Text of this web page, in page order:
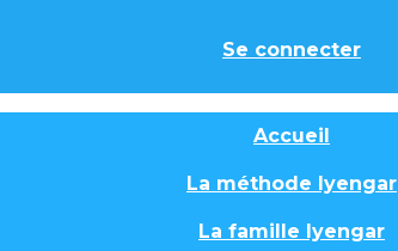
Se connecter
Accueil
La méthode Iyengar
La famille Iyengar